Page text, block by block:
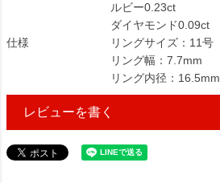
仕様
ルビー0.23ct
ダイヤモンド0.09ct
リングサイズ：11号
リング幅：7.7mm
リング内径：16.5mm
レビューを書く